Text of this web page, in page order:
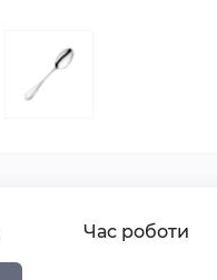
Час роботи